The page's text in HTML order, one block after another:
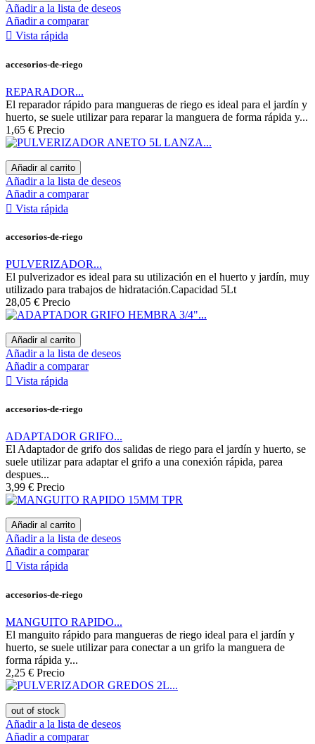
Añadir a la lista de deseos
Añadir a comparar
 Vista rápida
accesorios-de-riego
REPARADOR...
El reparador rápido para mangueras de riego es ideal para el jardín y
huerto, se suele utilizar para reparar la manguera de forma rápida y...
1,65 € Precio
Añadir al carrito
Añadir a la lista de deseos
Añadir a comparar
 Vista rápida
accesorios-de-riego
PULVERIZADOR...
El pulverizador es ideal para su utilización en el huerto y jardín, muy
utilizado para trabajos de hidratación.Capacidad 5Lt
28,05 € Precio
Añadir al carrito
Añadir a la lista de deseos
Añadir a comparar
 Vista rápida
accesorios-de-riego
ADAPTADOR GRIFO...
El Adaptador de grifo dos salidas de riego para el jardín y huerto, se
suele utilizar para adaptar el grifo a una conexión rápida, parea
despues...
3,99 € Precio
Añadir al carrito
Añadir a la lista de deseos
Añadir a comparar
 Vista rápida
accesorios-de-riego
MANGUITO RAPIDO...
El manguito rápido para mangueras de riego ideal para el jardín y
huerto, se suele utilizar para conectar a un grifo la manguera de
forma rápida y...
2,25 € Precio
out of stock
Añadir a la lista de deseos
Añadir a comparar